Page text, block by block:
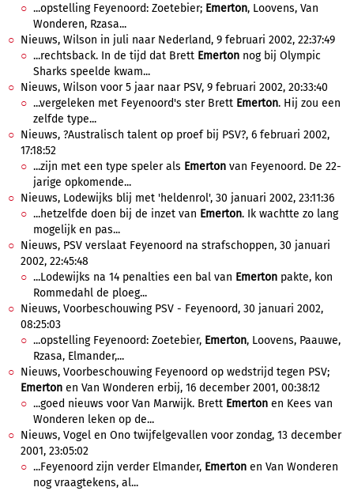
...opstelling Feyenoord: Zoetebier; Emerton, Loovens, Van
Wonderen, Rzasa...
Nieuws, Wilson in juli naar Nederland, 9 februari 2002, 22:37:49
...rechtsback. In de tijd dat Brett Emerton nog bij Olympic
Sharks speelde kwam...
Nieuws, Wilson voor 5 jaar naar PSV, 9 februari 2002, 20:33:40
...vergeleken met Feyenoord's ster Brett Emerton. Hij zou een
zelfde type...
Nieuws, ?Australisch talent op proef bij PSV?, 6 februari 2002,
17:18:52
...zijn met een type speler als Emerton van Feyenoord. De 22-
jarige opkomende...
Nieuws, Lodewijks blij met 'heldenrol', 30 januari 2002, 23:11:36
...hetzelfde doen bij de inzet van Emerton. Ik wachtte zo lang
mogelijk en pas...
Nieuws, PSV verslaat Feyenoord na strafschoppen, 30 januari
2002, 22:45:48
...Lodewijks na 14 penalties een bal van Emerton pakte, kon
Rommedahl de ploeg...
Nieuws, Voorbeschouwing PSV - Feyenoord, 30 januari 2002,
08:25:03
...opstelling Feyenoord: Zoetebier, Emerton, Loovens, Paauwe,
Rzasa, Elmander,...
Nieuws, Voorbeschouwing Feyenoord op wedstrijd tegen PSV;
Emerton en Van Wonderen erbij, 16 december 2001, 00:38:12
...goed nieuws voor Van Marwijk. Brett Emerton en Kees van
Wonderen leken op de...
Nieuws, Vogel en Ono twijfelgevallen voor zondag, 13 december
2001, 23:05:02
...Feyenoord zijn verder Elmander, Emerton en Van Wonderen
nog vraagtekens, al...